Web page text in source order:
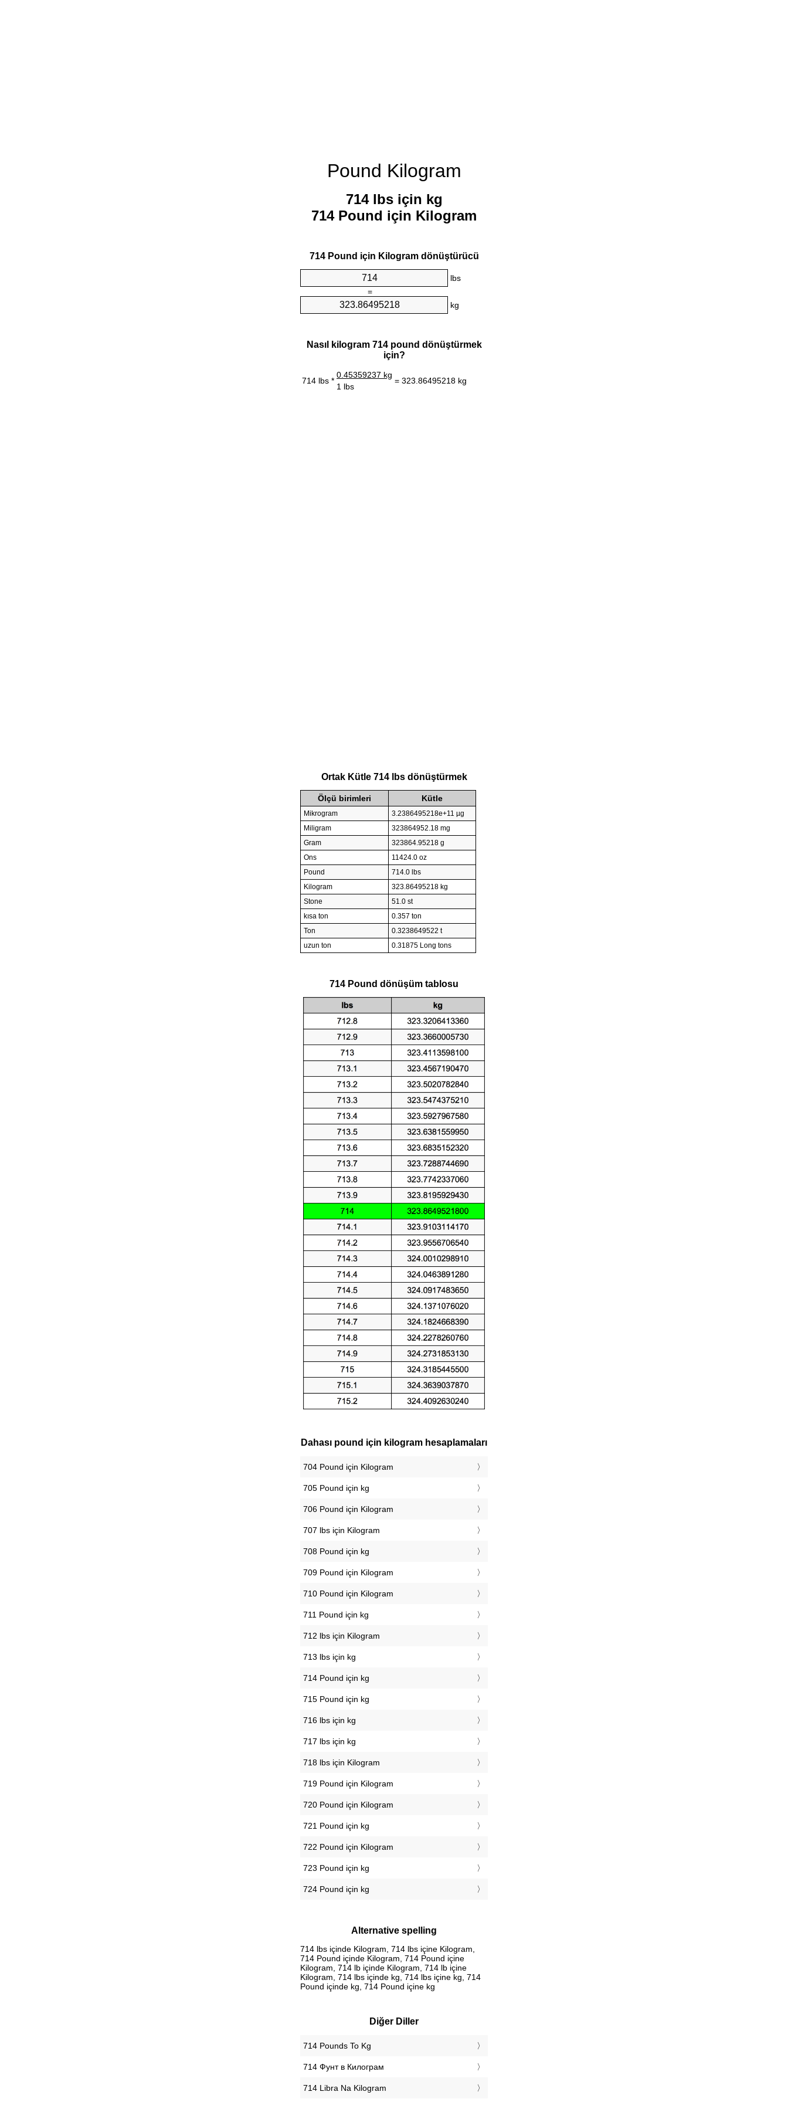
Pound Kilogram
714 lbs için kg
714 Pound için Kilogram
714 Pound için Kilogram dönüştürücü
lbs
=
kg
Nasıl kilogram 714 pound dönüştürmek
için?
714 lbs *
0.45359237 kg
= 323.86495218 kg
1 lbs
Ortak Kütle 714 lbs dönüştürmek
Ölçü birimleri Kütle
Mikrogram
3.2386495218e+11 µg
Miligram
323864952.18 mg
Gram
323864.95218 g
Ons
11424.0 oz
Pound
714.0 lbs
Kilogram
323.86495218 kg
Stone
51.0 st
kısa ton
0.357 ton
Ton
0.3238649522 t
uzun ton
0.31875 Long tons
714 Pound dönüşüm tablosu
Dahası pound için kilogram hesaplamaları
704 Pound için Kilogram
705 Pound için kg
706 Pound için Kilogram
707 lbs için Kilogram
708 Pound için kg
709 Pound için Kilogram
710 Pound için Kilogram
711 Pound için kg
712 lbs için Kilogram
713 lbs için kg
714 Pound için kg
715 Pound için kg
716 lbs için kg
717 lbs için kg
718 lbs için Kilogram
719 Pound için Kilogram
720 Pound için Kilogram
721 Pound için kg
722 Pound için Kilogram
723 Pound için kg
724 Pound için kg
Alternative spelling
714 lbs içinde Kilogram, 714 lbs içine Kilogram,
714 Pound içinde Kilogram, 714 Pound içine
Kilogram, 714 lb içinde Kilogram, 714 lb içine
Kilogram, 714 lbs içinde kg, 714 lbs içine kg, 714
Pound içinde kg, 714 Pound içine kg
Diğer Diller
‎714 Pounds To Kg
‎714 Фунт в Килограм
‎714 Libra Na Kilogram